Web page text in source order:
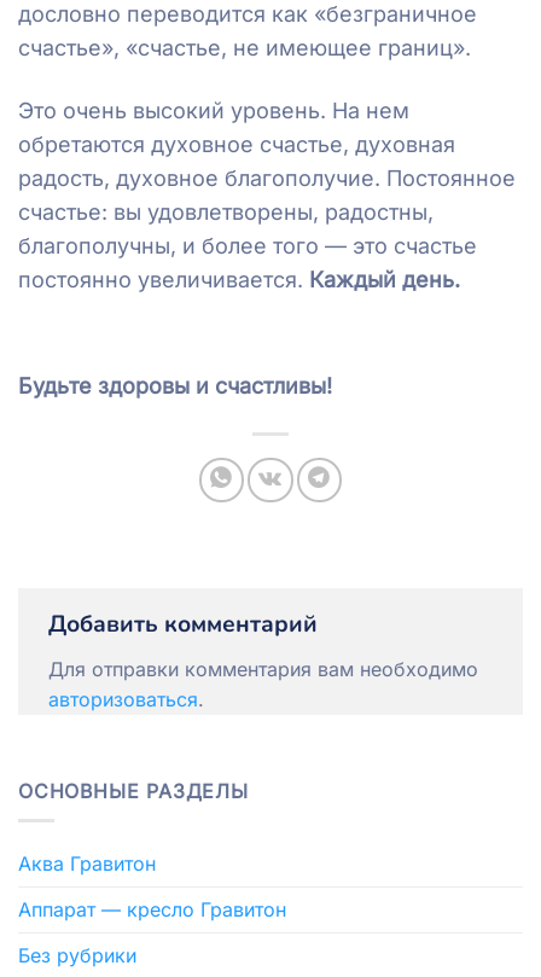
дословно переводится как «безграничное
счастье», «счастье, не имеющее границ».
Это очень высокий уровень. На нем
обретаются духовное счастье, духовная
радость, духовное благополучие. Постоянное
счастье: вы удовлетворены, радостны,
благополучны, и более того — это счастье
постоянно увеличивается. Каждый день.
Будьте здоровы и счастливы!
Добавить комментарий
Для отправки комментария вам необходимо
авторизоваться.
ОСНОВНЫЕ РАЗДЕЛЫ
Аква Гравитон
Аппарат — кресло Гравитон
Без рубрики